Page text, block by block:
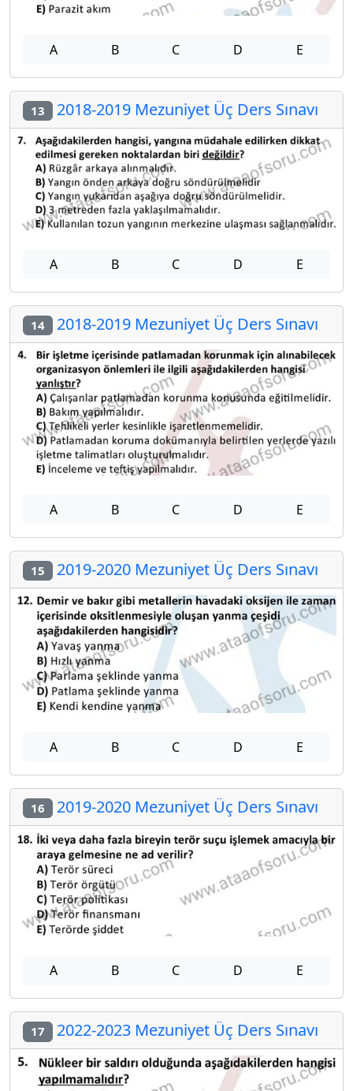
A B C D E
13 2018-2019 Mezuniyet Üç Ders Sınavı
A B C D E
14 2018-2019 Mezuniyet Üç Ders Sınavı
A B C D E
15 2019-2020 Mezuniyet Üç Ders Sınavı
A B C D E
16 2019-2020 Mezuniyet Üç Ders Sınavı
A B C D E
17 2022-2023 Mezuniyet Üç Ders Sınavı